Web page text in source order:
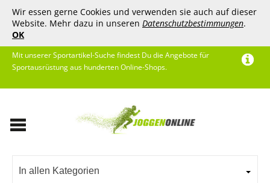
Wir essen gerne Cookies und verwenden sie auch auf dieser
Website. Mehr dazu in unseren Datenschutzbestimmungen.
OK
Mit unserer Sportartikel-Suche findest Du die Angebote für
Sportausrüstung aus hunderten Online-Shops.
In allen Kategorien